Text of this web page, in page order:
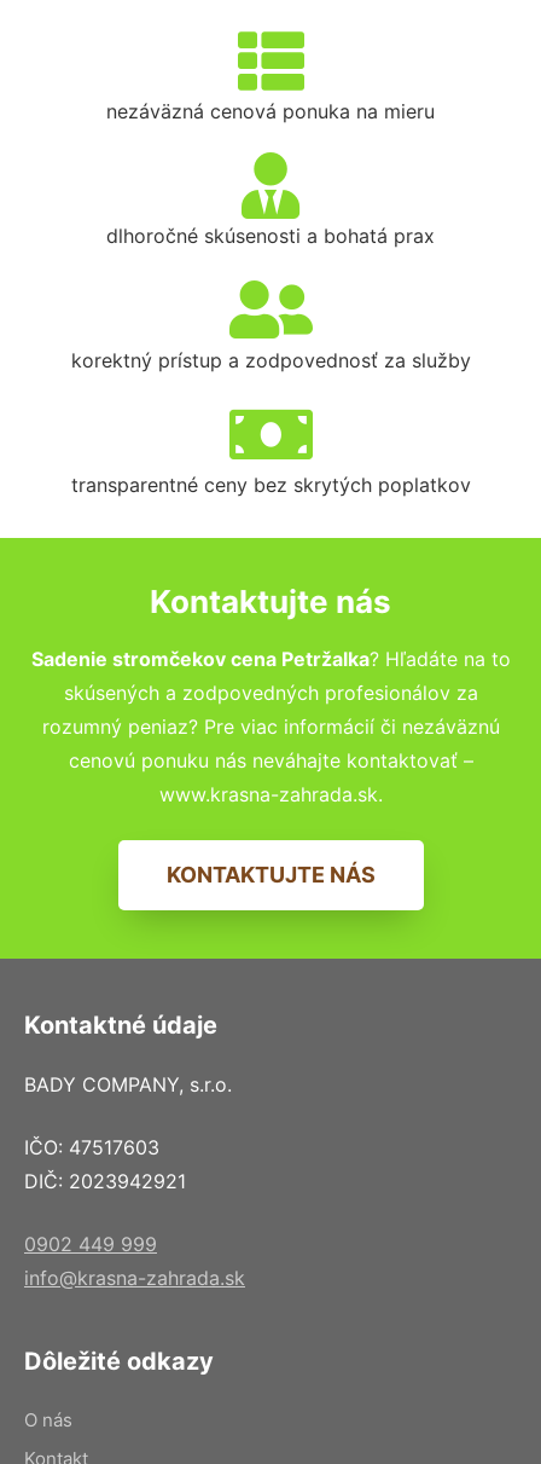
nezáväzná cenová ponuka na mieru
dlhoročné skúsenosti a bohatá prax
korektný prístup a zodpovednosť za služby
transparentné ceny bez skrytých poplatkov
Kontaktujte nás
Sadenie stromčekov cena Petržalka? Hľadáte na to
skúsených a zodpovedných profesionálov za
rozumný peniaz? Pre viac informácií či nezáväznú
cenovú ponuku nás neváhajte kontaktovať –
www.krasna-zahrada.sk.
KONTAKTUJTE NÁS
Kontaktné údaje
BADY COMPANY, s.r.o.
IČO: 47517603
DIČ: 2023942921
0902 449 999
info@krasna-zahrada.sk
Dôležité odkazy
O nás
Kontakt